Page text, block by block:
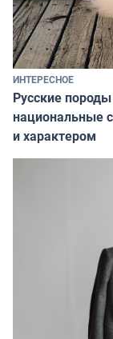
ИНТЕРЕСНОЕ
Русские
национальные
и характером